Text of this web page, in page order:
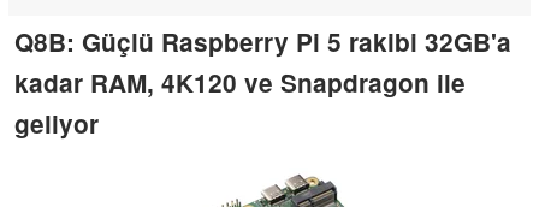
Q8B: Güçlü Raspberry Pi 5 rakibi 32GB'a
kadar RAM, 4K120 ve Snapdragon ile
geliyor